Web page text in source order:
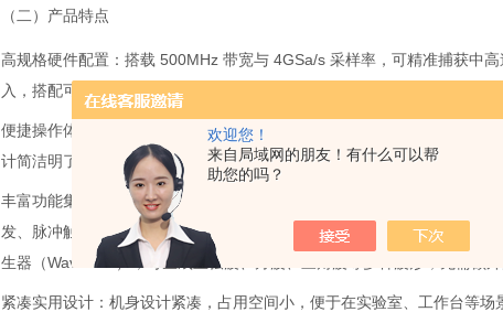
欢迎您！
来自局域网的朋友！有什么可以帮
助您的吗？
（二）产品特点
高规格硬件配置：搭载 500MHz 带宽与 4GSa/s 采样率，可精准捕获中
入，搭配可选的 16 通道逻辑分析（MSO 选件），可同时分析模拟与数字
便捷操作体验：采用 10.1 英寸电容触摸屏，操作直观流畅，支持多点触
计简洁明了，便于工程师快速上手。
丰富功能集成：内置自动测量功能，可对电压、频率、周期等多种参数
发、脉冲触发、视频触发等，能精准捕获特定信号；具备串行协议分析
生器（WaveGen），可生成正弦波、方波、三角波等多种波形，无需额外
紧凑实用设计：机身设计紧凑，占用空间小，便于在实验室、工作台等场